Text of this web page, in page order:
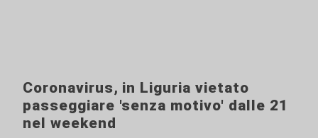
Coronavirus, in Liguria vietato
passeggiare 'senza motivo' dalle 21
nel weekend